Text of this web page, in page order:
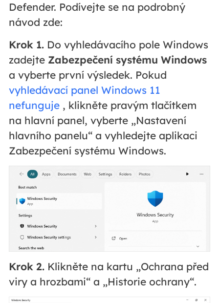
Defender. Podívejte se na podrobný
návod zde:
Krok 1.Do vyhledávacího pole Windows
zadejte Zabezpečení systému Windows
a vyberte první výsledek. Pokud
vyhledávací panel Windows 11
nefunguje, klikněte pravým tlačítkem
na hlavní panel, vyberte „Nastavení
hlavního panelu“ a vyhledejte aplikaci
Zabezpečení systému Windows.
Krok 2.Klikněte na kartu „Ochrana před
viry a hrozbami“ a „Historie ochrany“.